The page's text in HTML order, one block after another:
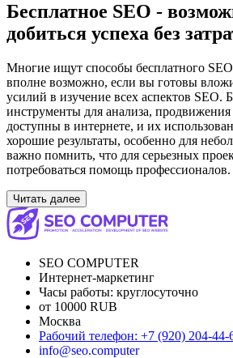
Бесплатное SEO -
добиться успеха без
Многие ищут способы бесплатного
вполне возможно, если вы готовы
усилий в изучение всех аспектов SEO.
инструменты для анализа,
доступны в интернете, и их
хорошие результаты, особенно для
важно помнить, что для серьезных
потребоваться помощь профессионалов.
Читать далее
SEO COMPUTER
Интернет-маркетинг
Часы работы: круглосуточно
от 10000 RUB
Москва
Рабочий телефон: +7 (920) 204-44-
info@seo.computer